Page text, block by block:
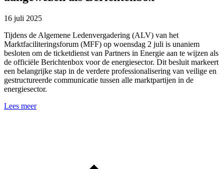
16 juli 2025
Tijdens de Algemene Ledenvergadering (ALV) van het
Marktfaciliteringsforum (MFF) op woensdag 2 juli is unaniem
besloten om de ticketdienst van Partners in Energie aan te wijzen als
de officiële Berichtenbox voor de energiesector. Dit besluit markeert
een belangrijke stap in de verdere professionalisering van veilige en
gestructureerde communicatie tussen alle marktpartijen in de
energiesector.
Lees meer